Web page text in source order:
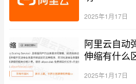
2025年1月17日
阿里云自动
伸缩有什么
2025年1月17日